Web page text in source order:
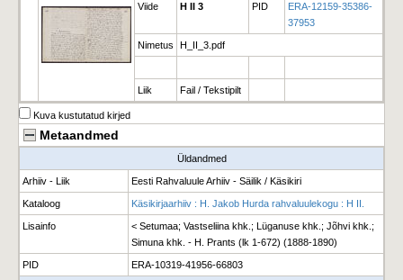
Viide H II 3 PID
ERA-12159-35386-
37953
Nimetus H_II_3.pdf
Liik Fail / Tekstipilt
Kuva kustutatud kirjed
Metaandmed
Üldandmed
Arhiiv - Liik Eesti Rahvaluule Arhiiv - Säilik / Käsikiri
Kataloog Käsikirjaarhiiv : H. Jakob Hurda rahvaluulekogu : H II.
Lisainfo
< Setumaa; Vastseliina khk.; Lüganuse khk.; Jõhvi khk.;
Simuna khk. - H. Prants (lk 1-672) (1888-1890)
PID ERA-10319-41956-66803